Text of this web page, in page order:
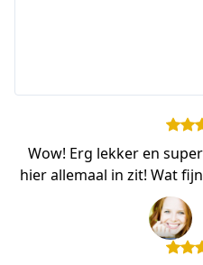
Wow! Erg lekker en
hier allemaal in zit! Wat